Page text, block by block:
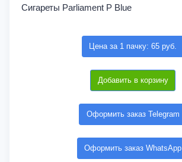
Сигареты Parliament P Blue
Цена за 1 пачку: 65 руб.
Добавить в корзину
Оформить заказ Telegram
Оформить заказ WhatsApp